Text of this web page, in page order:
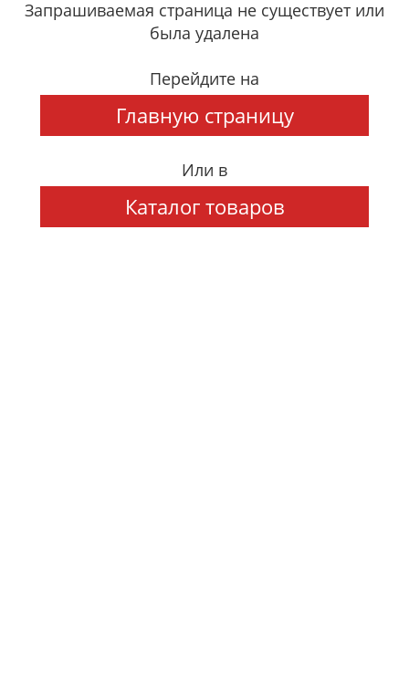
Запрашиваемая страница не существует или
была удалена
Перейдите на
Главную страницу
Или в
Каталог товаров